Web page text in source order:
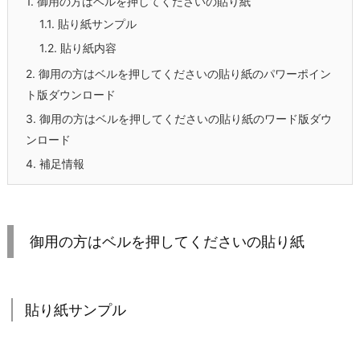
1.1. 貼り紙サンプル
1.2. 貼り紙内容
2. 御用の方はベルを押してくださいの貼り紙のパワーポイン
ト版ダウンロード
3. 御用の方はベルを押してくださいの貼り紙のワード版ダウ
ンロード
4. 補足情報
御用の方はベルを押してくださいの貼り紙
貼り紙サンプル